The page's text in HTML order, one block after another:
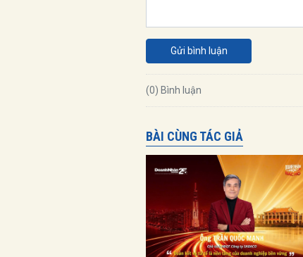
Gửi bình luận
(0) Bình luận
BÀI CÙNG TÁC GIẢ